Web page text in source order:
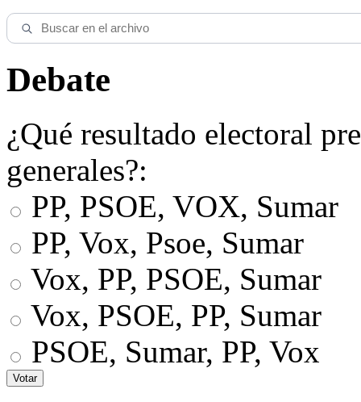
Debate
¿Qué resultado electoral
generales?:
PP, PSOE, VOX, Sumar
PP, Vox, Psoe, Sumar
Vox, PP, PSOE, Sumar
Vox, PSOE, PP, Sumar
PSOE, Sumar, PP, Vox